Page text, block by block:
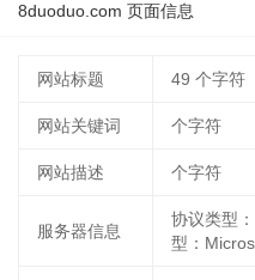
8duoduo.com 页面信息
网站标题 49 个字符
网站关键词 个字符
网站描述 个字符
服务器信息
协议类型
型：